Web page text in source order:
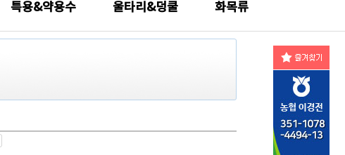
특용&약용수 울타리&덩쿨 화목류